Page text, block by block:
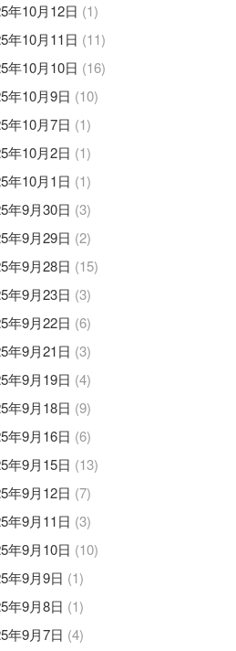
年10月12日 (1)
年10月11日 (11)
年10月10日 (16)
年10月9日 (10)
年10月7日 (1)
年10月2日 (1)
年10月1日 (1)
年9月30日 (3)
年9月29日 (2)
年9月28日 (15)
年9月23日 (3)
年9月22日 (6)
年9月21日 (3)
年9月19日 (4)
年9月18日 (9)
年9月16日 (6)
年9月15日 (13)
年9月12日 (7)
年9月11日 (3)
年9月10日 (10)
年9月9日 (1)
年9月8日 (1)
年9月7日 (4)